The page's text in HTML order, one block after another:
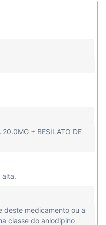
de anlodipino
de anlodipino.
20 mg/5 mg em
comprimidos
mg/5 mg em
comprimidos
mg/10 mg em
comprimidos
20.0MG + BESILATO DE
alta.
deste medicamento ou a
classe do anlodipino